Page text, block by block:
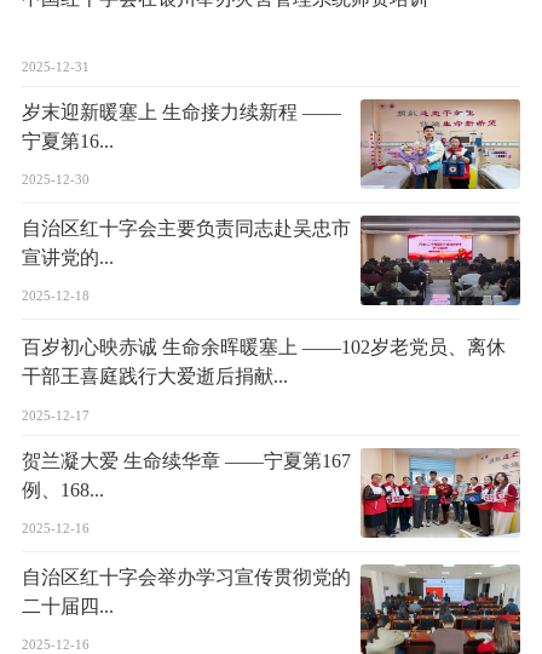
2025-12-31
岁末迎新暖塞上 生命接力续新程 ——
宁夏第16...
2025-12-30
自治区红十字会主要负责同志赴吴忠市
宣讲党的...
2025-12-18
百岁初心映赤诚 生命余晖暖塞上 ——102岁老党员、离休
干部王喜庭践行大爱逝后捐献...
2025-12-17
贺兰凝大爱 生命续华章 ——宁夏第167
例、168...
2025-12-16
自治区红十字会举办学习宣传贯彻党的
二十届四...
2025-12-16